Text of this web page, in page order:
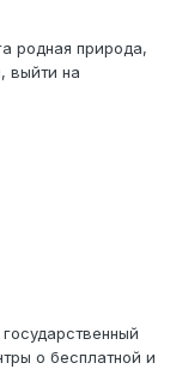
родная природа,
выйти на
о бесплатной и